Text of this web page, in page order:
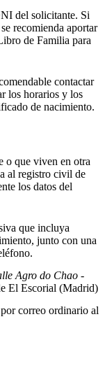
del solicitante. Si
recomienda aportar
de Familia para
contactar
los horarios y los
de nacimiento.
o que viven en otra
al registro civil de
los datos del
que incluya
junto con una
Agro do Chao -
El Escorial (Madrid)
correo ordinario al